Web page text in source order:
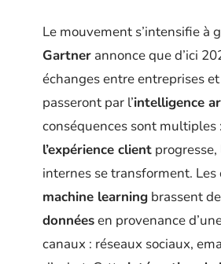
Le mouvement s’intensifie à
Gartner annonce que d’ici
échanges entre entreprises
passeront par l’intelligence
conséquences sont multiples
l’expérience client
internes se transforment.
machine learning brassent
donnéesen provenance
canaux : réseaux sociaux,